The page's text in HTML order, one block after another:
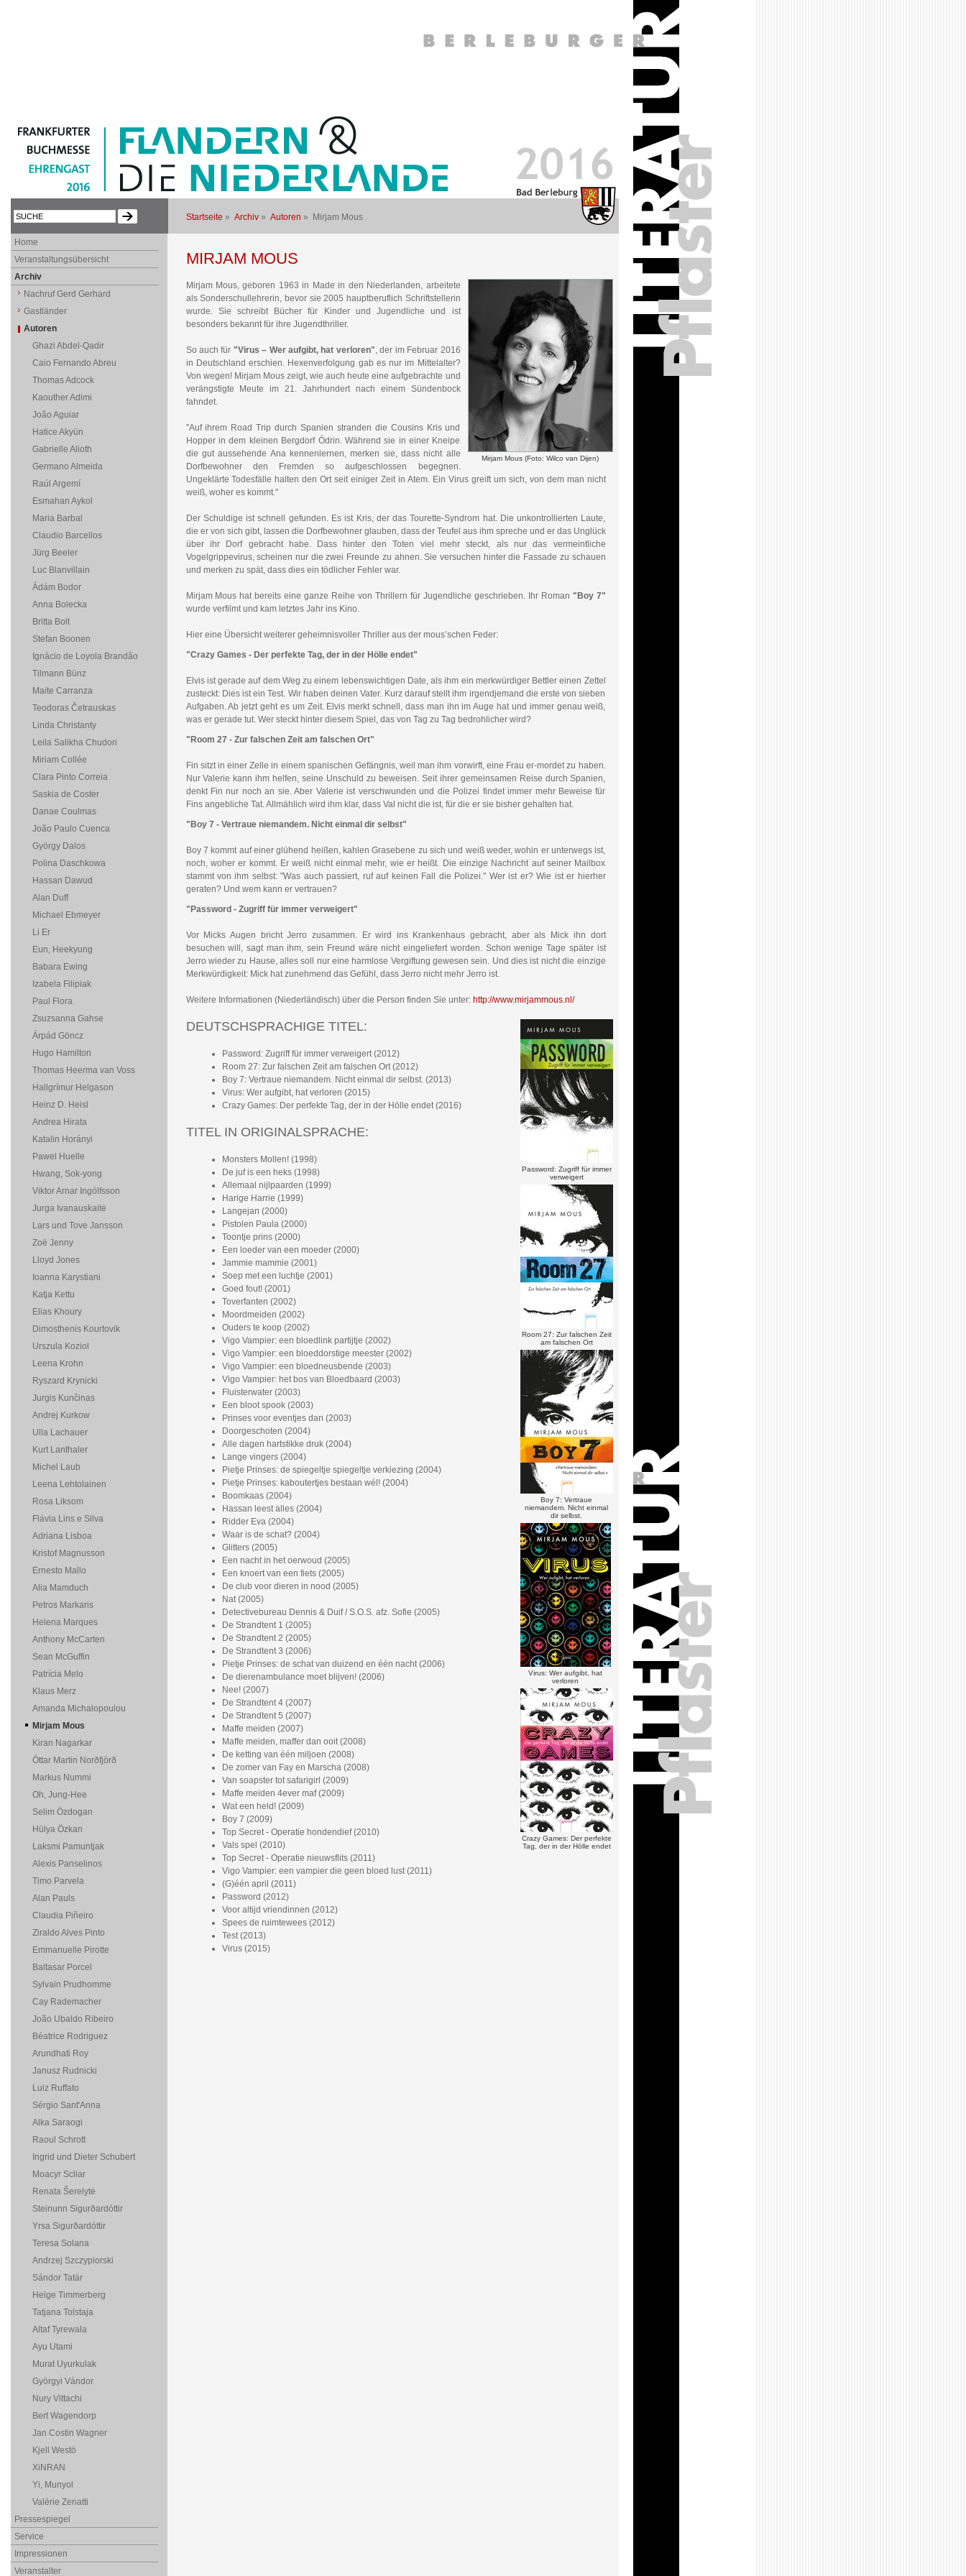
Startseite » Archiv» Autoren » Mirjam Mous
MIRJAM MOUS
Mirjam Mous (Foto: Wilco van Dijen)
Mirjam Mous, geboren 1963 in Made in den Niederlanden, arbeitete
als Sonderschullehrerin, bevor sie 2005 hauptberuflich Schriftstellerin
wurde. Sie schreibt Bücher für Kinder und Jugendliche und ist
besonders bekannt für ihre Jugendthriller.
So auch für "Virus – Wer aufgibt, hat verloren", der im Februar 2016
in Deutschland erschien. Hexenverfolgung gab es nur im Mittelalter?
Von wegen! Mirjam Mous zeigt, wie auch heute eine aufgebrachte und
verängstigte Meute im 21. Jahrhundert nach einem Sündenbock
fahndet.
"Auf ihrem Road Trip durch Spanien stranden die Cousins Kris und
Hopper in dem kleinen Bergdorf Ódrin. Während sie in einer Kneipe
die gut aussehende Ana kennenlernen, merken sie, dass nicht alle
Dorfbewohner den Fremden so aufgeschlossen begegnen.
Ungeklärte Todesfälle halten den Ort seit einiger Zeit in Atem. Ein Virus greift um sich, von dem man nicht
weiß, woher es kommt."
Der Schuldige ist schnell gefunden. Es ist Kris, der das Tourette-Syndrom hat. Die unkontrollierten Laute,
die er von sich gibt, lassen die Dorfbewohner glauben, dass der Teufel aus ihm spreche und er das Unglück
über ihr Dorf gebracht habe. Dass hinter den Toten viel mehr steckt, als nur das vermeintliche
Vogelgrippevirus, scheinen nur die zwei Freunde zu ahnen. Sie versuchen hinter die Fassade zu schauen
und merken zu spät, dass dies ein tödlicher Fehler war.
Mirjam Mous hat bereits eine ganze Reihe von Thrillern für Jugendliche geschrieben. Ihr Roman "Boy 7"
wurde verfilmt und kam letztes Jahr ins Kino.
Hier eine Übersicht weiterer geheimnisvoller Thriller aus der mous’schen Feder:
"Crazy Games - Der perfekte Tag, der in der Hölle endet"
Elvis ist gerade auf dem Weg zu einem lebenswichtigen Date, als ihm ein merkwürdiger Bettler einen Zettel
zusteckt: Dies ist ein Test. Wir haben deinen Vater. Kurz darauf stellt ihm irgendjemand die erste von sieben
Aufgaben. Ab jetzt geht es um Zeit. Elvis merkt schnell, dass man ihn im Auge hat und immer genau weiß,
was er gerade tut. Wer steckt hinter diesem Spiel, das von Tag zu Tag bedrohlicher wird?
"Room 27 - Zur falschen Zeit am falschen Ort"
Fin sitzt in einer Zelle in einem spanischen Gefängnis, weil man ihm vorwirft, eine Frau er-mordet zu haben.
Nur Valerie kann ihm helfen, seine Unschuld zu beweisen. Seit ihrer gemeinsamen Reise durch Spanien,
denkt Fin nur noch an sie. Aber Valerie ist verschwunden und die Polizei findet immer mehr Beweise für
Fins angebliche Tat. Allmählich wird ihm klar, dass Val nicht die ist, für die er sie bisher gehalten hat.
"Boy 7 - Vertraue niemandem. Nicht einmal dir selbst"
Boy 7 kommt auf einer glühend heißen, kahlen Grasebene zu sich und weiß weder, wohin er unterwegs ist,
noch, woher er kommt. Er weiß nicht einmal mehr, wie er heißt. Die einzige Nachricht auf seiner Mailbox
stammt von ihm selbst: "Was auch passiert, ruf auf keinen Fall die Polizei." Wer ist er? Wie ist er hierher
geraten? Und wem kann er vertrauen?
"Password - Zugriff für immer verweigert"
Vor Micks Augen bricht Jerro zusammen. Er wird ins Krankenhaus gebracht, aber als Mick ihn dort
besuchen will, sagt man ihm, sein Freund wäre nicht eingeliefert worden. Schon wenige Tage später ist
Jerro wieder zu Hause, alles soll nur eine harmlose Vergiftung gewesen sein. Und dies ist nicht die einzige
Merkwürdigkeit: Mick hat zunehmend das Gefühl, dass Jerro nicht mehr Jerro ist.
Weitere Informationen (Niederländisch) über die Person finden Sie unter: http://www.mirjammous.nl/
Password: Zugriff für immer
verweigert
Room 27: Zur falschen Zeit
am falschen Ort
Boy 7: Vertraue
niemandem. Nicht einmal
dir selbst.
Virus: Wer aufgibt, hat
verloren
Crazy Games: Der perfekte
Tag, der in der Hölle endet
DEUTSCHSPRACHIGE TITEL:
Password: Zugriff für immer verweigert (2012)
Room 27: Zur falschen Zeit am falschen Ort (2012)
Boy 7: Vertraue niemandem. Nicht einmal dir selbst. (2013)
Virus: Wer aufgibt, hat verloren (2015)
Crazy Games: Der perfekte Tag, der in der Hölle endet (2016)
TITEL IN ORIGINALSPRACHE:
Monsters Mollen! (1998)
De juf is een heks (1998)
Allemaal nijlpaarden (1999)
Harige Harrie (1999)
Langejan (2000)
Pistolen Paula (2000)
Toontje prins (2000)
Een loeder van een moeder (2000)
Jammie mammie (2001)
Soep met een luchtje (2001)
Goed fout! (2001)
Toverfanten (2002)
Moordmeiden (2002)
Ouders te koop (2002)
Vigo Vampier: een bloedlink partijtje (2002)
Vigo Vampier: een bloeddorstige meester (2002)
Vigo Vampier: een bloedneusbende (2003)
Vigo Vampier: het bos van Bloedbaard (2003)
Fluisterwater (2003)
Een bloot spook (2003)
Prinses voor eventjes dan (2003)
Doorgeschoten (2004)
Alle dagen hartstikke druk (2004)
Lange vingers (2004)
Pietje Prinses: de spiegeltje spiegeltje verkiezing (2004)
Pietje Prinses: kaboutertjes bestaan wél! (2004)
Boomkaas (2004)
Hassan leest alles (2004)
Ridder Eva (2004)
Waar is de schat? (2004)
Glitters (2005)
Een nacht in het oerwoud (2005)
Een knoert van een fiets (2005)
De club voor dieren in nood (2005)
Nat (2005)
Detectivebureau Dennis & Duif / S.O.S. afz. Sofie (2005)
De Strandtent 1 (2005)
De Strandtent 2 (2005)
De Strandtent 3 (2006)
Pietje Prinses: de schat van duizend en één nacht (2006)
De dierenambulance moet blijven! (2006)
Nee! (2007)
De Strandtent 4 (2007)
De Strandtent 5 (2007)
Maffe meiden (2007)
Maffe meiden, maffer dan ooit (2008)
De ketting van één miljoen (2008)
De zomer van Fay en Marscha (2008)
Van soapster tot safarigirl (2009)
Maffe meiden 4ever maf (2009)
Wat een held! (2009)
Boy 7 (2009)
Top Secret - Operatie hondendief (2010)
Vals spel (2010)
Top Secret - Operatie nieuwsflits (2011)
Vigo Vampier: een vampier die geen bloed lust (2011)
(G)één april (2011)
Password (2012)
Voor altijd vriendinnen (2012)
Spees de ruimtewees (2012)
Test (2013)
Virus (2015)
Home
Veranstaltungsübersicht
Archiv
Nachruf Gerd Gerhard
Gastländer
Autoren
Ghazi Abdel-Qadir
Caio Fernando Abreu
Thomas Adcock
Kaouther Adimi
João Aguiar
Hatice Akyün
Gabrielle Alioth
Germano Almeida
Raúl Argemí
Esmahan Aykol
Maria Barbal
Claudio Barcellos
Jürg Beeler
Luc Blanvillain
Ádám Bodor
Anna Bolecka
Britta Bolt
Stefan Boonen
Ignácio de Loyola Brandão
Tilmann Bünz
Maite Carranza
Teodoras Četrauskas
Linda Christanty
Leila Salikha Chudori
Miriam Collée
Clara Pinto Correia
Saskia de Coster
Danae Coulmas
João Paulo Cuenca
György Dalos
Polina Daschkowa
Hassan Dawud
Alan Duff
Michael Ebmeyer
Li Er
Eun, Heekyung
Babara Ewing
Izabela Filipiak
Paul Flora
Zsuzsanna Gahse
Árpád Göncz
Hugo Hamilton
Thomas Heerma van Voss
Hallgrímur Helgason
Heinz D. Heisl
Andrea Hirata
Katalin Horányi
Pawel Huelle
Hwang, Sok-yong
Viktor Arnar Ingólfsson
Jurga Ivanauskaitė
Lars und Tove Jansson
Zoë Jenny
Lloyd Jones
Ioanna Karystiani
Katja Kettu
Elias Khoury
Dimosthenis Kourtovik
Urszula Koziol
Leena Krohn
Ryszard Krynicki
Jurgis Kunčinas
Andrej Kurkow
Ulla Lachauer
Kurt Lanthaler
Michel Laub
Leena Lehtolainen
Rosa Liksom
Flávia Lins e Silva
Adriana Lisboa
Kristof Magnusson
Ernesto Mallo
Alia Mamduch
Petros Markaris
Helena Marques
Anthony McCarten
Sean McGuffin
Patrícia Melo
Klaus Merz
Amanda Michalopoulou
Mirjam Mous
Kiran Nagarkar
Óttar Martin Norðfjörð
Markus Nummi
Oh, Jung-Hee
Selim Özdogan
Hülya Özkan
Laksmi Pamuntjak
Alexis Panselinos
Timo Parvela
Alan Pauls
Claudia Piñeiro
Ziraldo Alves Pinto
Emmanuelle Pirotte
Baltasar Porcel
Sylvain Prudhomme
Cay Rademacher
João Ubaldo Ribeiro
Béatrice Rodriguez
Arundhati Roy
Janusz Rudnicki
Luiz Ruffato
Sérgio Sant'Anna
Alka Saraogi
Raoul Schrott
Ingrid und Dieter Schubert
Moacyr Scliar
Renata Šerelytė
Steinunn Sigurðardóttir
Yrsa Sigurðardóttir
Teresa Solana
Andrzej Szczypiorski
Sándor Tatár
Helge Timmerberg
Tatjana Tolstaja
Altaf Tyrewala
Ayu Utami
Murat Uyurkulak
Györgyi Vándor
Nury Vittachi
Bert Wagendorp
Jan Costin Wagner
Kjell Westö
XiNRAN
Yi, Munyol
Valérie Zenatti
Pressespiegel
Service
Impressionen
Veranstalter